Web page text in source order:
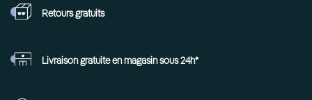
Retoursgratuits
Livraison gratuite en magasin sous 24h*